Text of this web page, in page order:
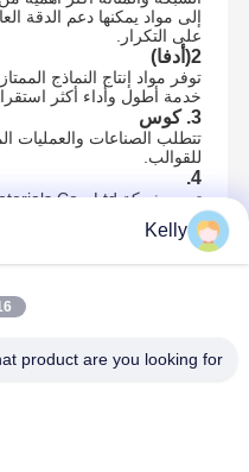
إلى مواد يمكنها دعم الدقة
على التكرار.
2(أدفا)
توفر مواد إنتاج النماذج
خدمة أطول وأداء أكثر
3. كوس
تتطلب الصناعات والعمليات
للقوالب.
4.
المواد ذات الجودة مع الدعم
على اختيار حلول النماذج
الخاصة بهم.
Kelly
product are you looking for?